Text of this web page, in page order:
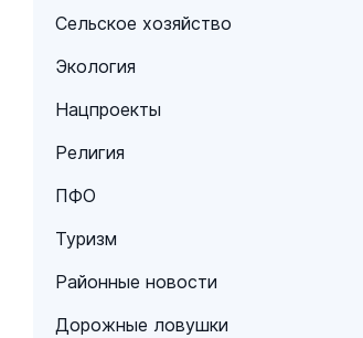
Сельское хозяйство
Экология
Нацпроекты
Религия
ПФО
Туризм
Районные новости
Дорожные ловушки